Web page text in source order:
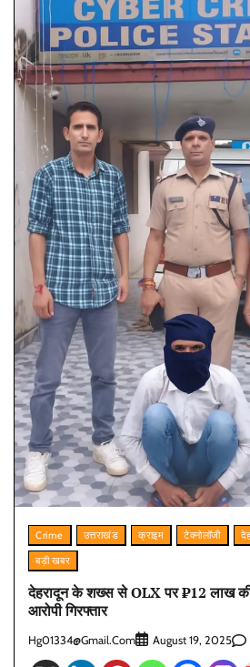
Crime उत्तराखंड क्राइम टेक्नोलॉजी
बड़ी खबर
देहरादून के शख्स से OLX पर ₹12 लाख
आरोपी गिरफ्तार
Hg01334@gmail.com August 19, 2025